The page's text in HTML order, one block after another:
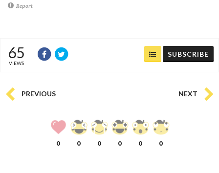
Report
65
VIEWS
SUBSCRIBE
PREVIOUS NEXT
0 0 0 0 0 0